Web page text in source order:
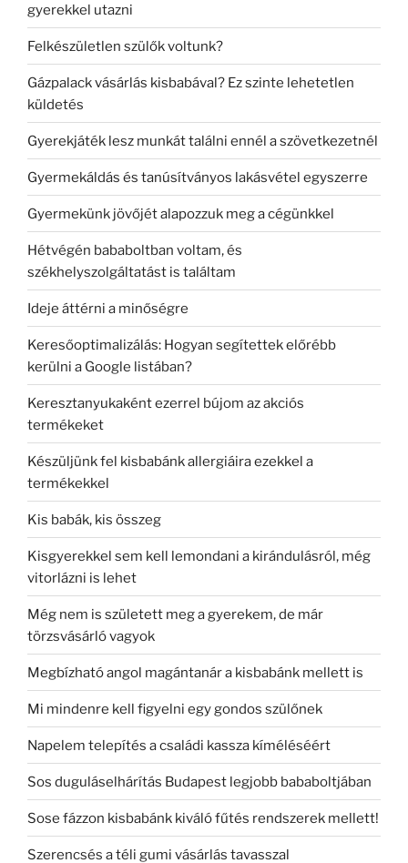
gyerekkel utazni
Felkészületlen szülők voltunk?
Gázpalack vásárlás kisbabával? Ez szinte lehetetlen
küldetés
Gyerekjáték lesz munkát találni ennél a szövetkezetnél
Gyermekáldás és tanúsítványos lakásvétel egyszerre
Gyermekünk jövőjét alapozzuk meg a cégünkkel
Hétvégén bababoltban voltam, és
székhelyszolgáltatást is találtam
Ideje áttérni a minőségre
Keresőoptimalizálás: Hogyan segítettek előrébb
kerülni a Google listában?
Keresztanyukaként ezerrel bújom az akciós
termékeket
Készüljünk fel kisbabánk allergiáira ezekkel a
termékekkel
Kis babák, kis összeg
Kisgyerekkel sem kell lemondani a kirándulásról, még
vitorlázni is lehet
Még nem is született meg a gyerekem, de már
törzsvásárló vagyok
Megbízható angol magántanár a kisbabánk mellett is
Mi mindenre kell figyelni egy gondos szülőnek
Napelem telepítés a családi kassza kíméléséért
Sos duguláselhárítás Budapest legjobb bababoltjában
Sose fázzon kisbabánk kiváló fűtés rendszerek mellett!
Szerencsés a téli gumi vásárlás tavasszal